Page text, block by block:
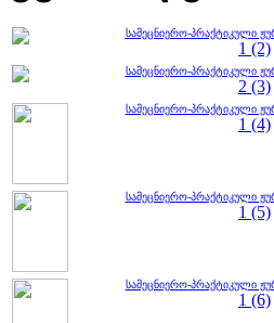
სამეცნიერო-პრაქტიკული
1 (2)
სამეცნიერო-პრაქტიკული
2 (3)
სამეცნიერო-პრაქტიკული
1 (4)
სამეცნიერო-პრაქტიკული
1 (5)
სამეცნიერო-პრაქტიკული
1 (6)